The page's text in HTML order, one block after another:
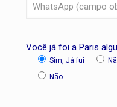
Você já foi a Paris
Sim, Já fui
Não